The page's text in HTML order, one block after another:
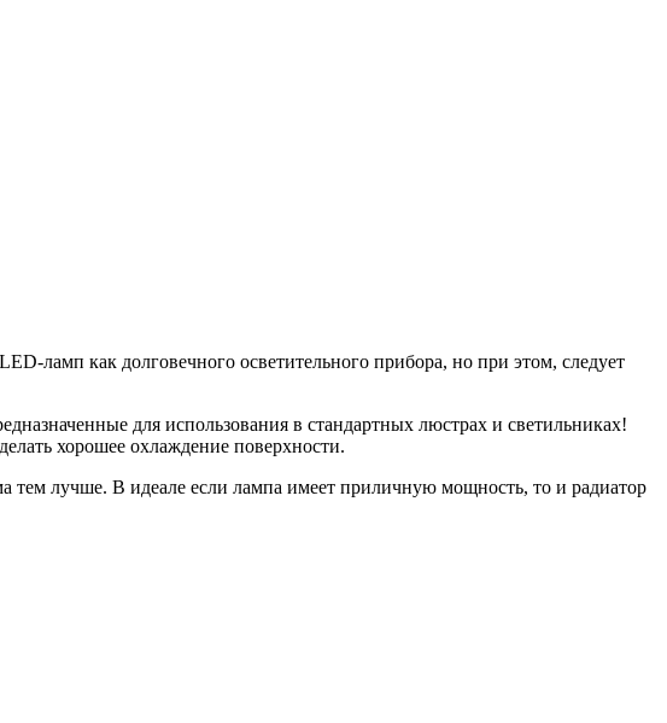
ламп как долговечного осветительного прибора, но при этом, следует
для использования в стандартных люстрах и светильниках!
хорошее охлаждение поверхности.
тем лучше. В идеале если лампа имеет приличную мощность, то и радиатор